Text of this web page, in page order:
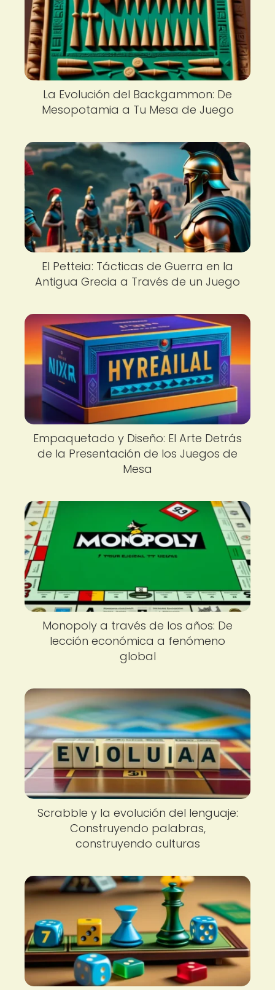
La Evolución del Backgammon: De
Mesopotamia a Tu Mesa de Juego
El Petteia: Tácticas de Guerra en la
Antigua Grecia a Través de un Juego
Empaquetado y Diseño: El Arte Detrás
de la Presentación de los Juegos de
Mesa
Monopoly a través de los años: De
lección económica a fenómeno
global
Scrabble y la evolución del lenguaje:
Construyendo palabras,
construyendo culturas